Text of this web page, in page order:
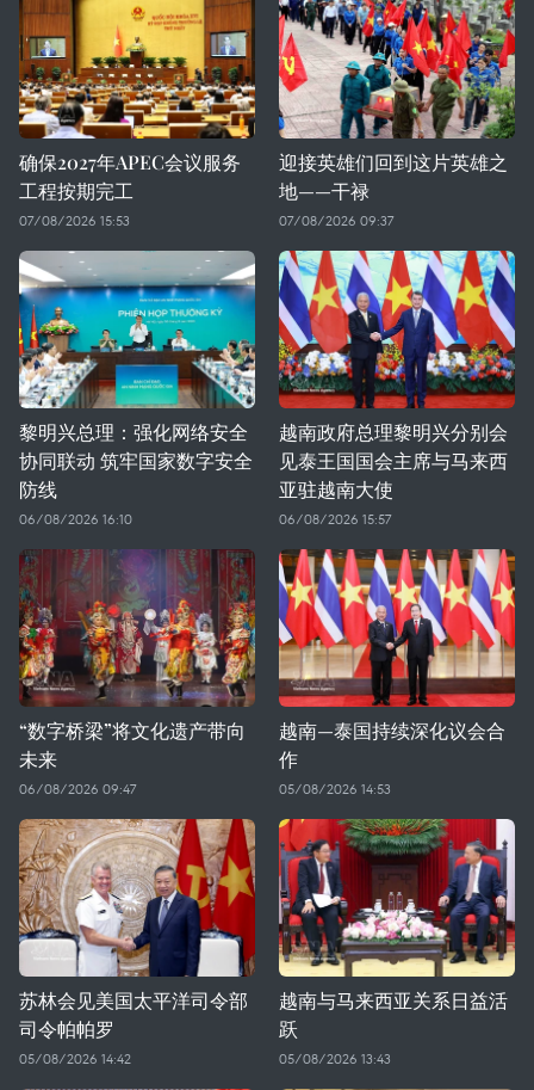
确保2027年APEC会议服务
工程按期完工
07/08/2026 15:53
迎接英雄们回到这片英雄之
地——干禄
07/08/2026 09:37
黎明兴总理：强化网络安全
协同联动 筑牢国家数字安全
防线
06/08/2026 16:10
越南政府总理黎明兴分别会
见泰王国国会主席与马来西
亚驻越南大使
06/08/2026 15:57
“数字桥梁”将文化遗产带向
未来
06/08/2026 09:47
越南—泰国持续深化议会合
作
05/08/2026 14:53
苏林会见美国太平洋司令部
司令帕帕罗
05/08/2026 14:42
越南与马来西亚关系日益活
跃
05/08/2026 13:43